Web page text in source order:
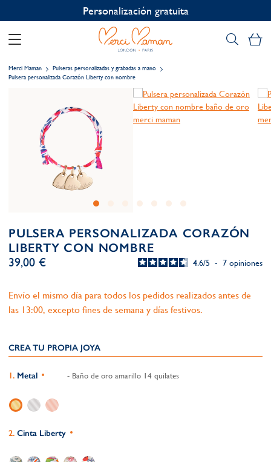
Personalización gratuita
Merci Maman
Pulseras personalizadas y grabadas a mano
Pulsera personalizada Corazón Liberty con nombre
PULSERA PERSONALIZADA CORAZÓN
LIBERTY CON NOMBRE
4.6/5 - 7 opiniones
39,00 €
Envío el mismo día para todos los pedidos realizados antes de
las 13:00, excepto fines de semana y días festivos.
CREA TU PROPIA JOYA
Metal - Baño de oro amarillo 14 quilates
Cinta Liberty